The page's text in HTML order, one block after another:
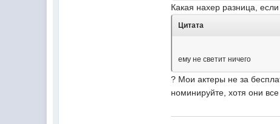
Какая нахер разница, если
Цитата
ему не светит ничего
? Мои актеры не за
номинируйте, хотя они